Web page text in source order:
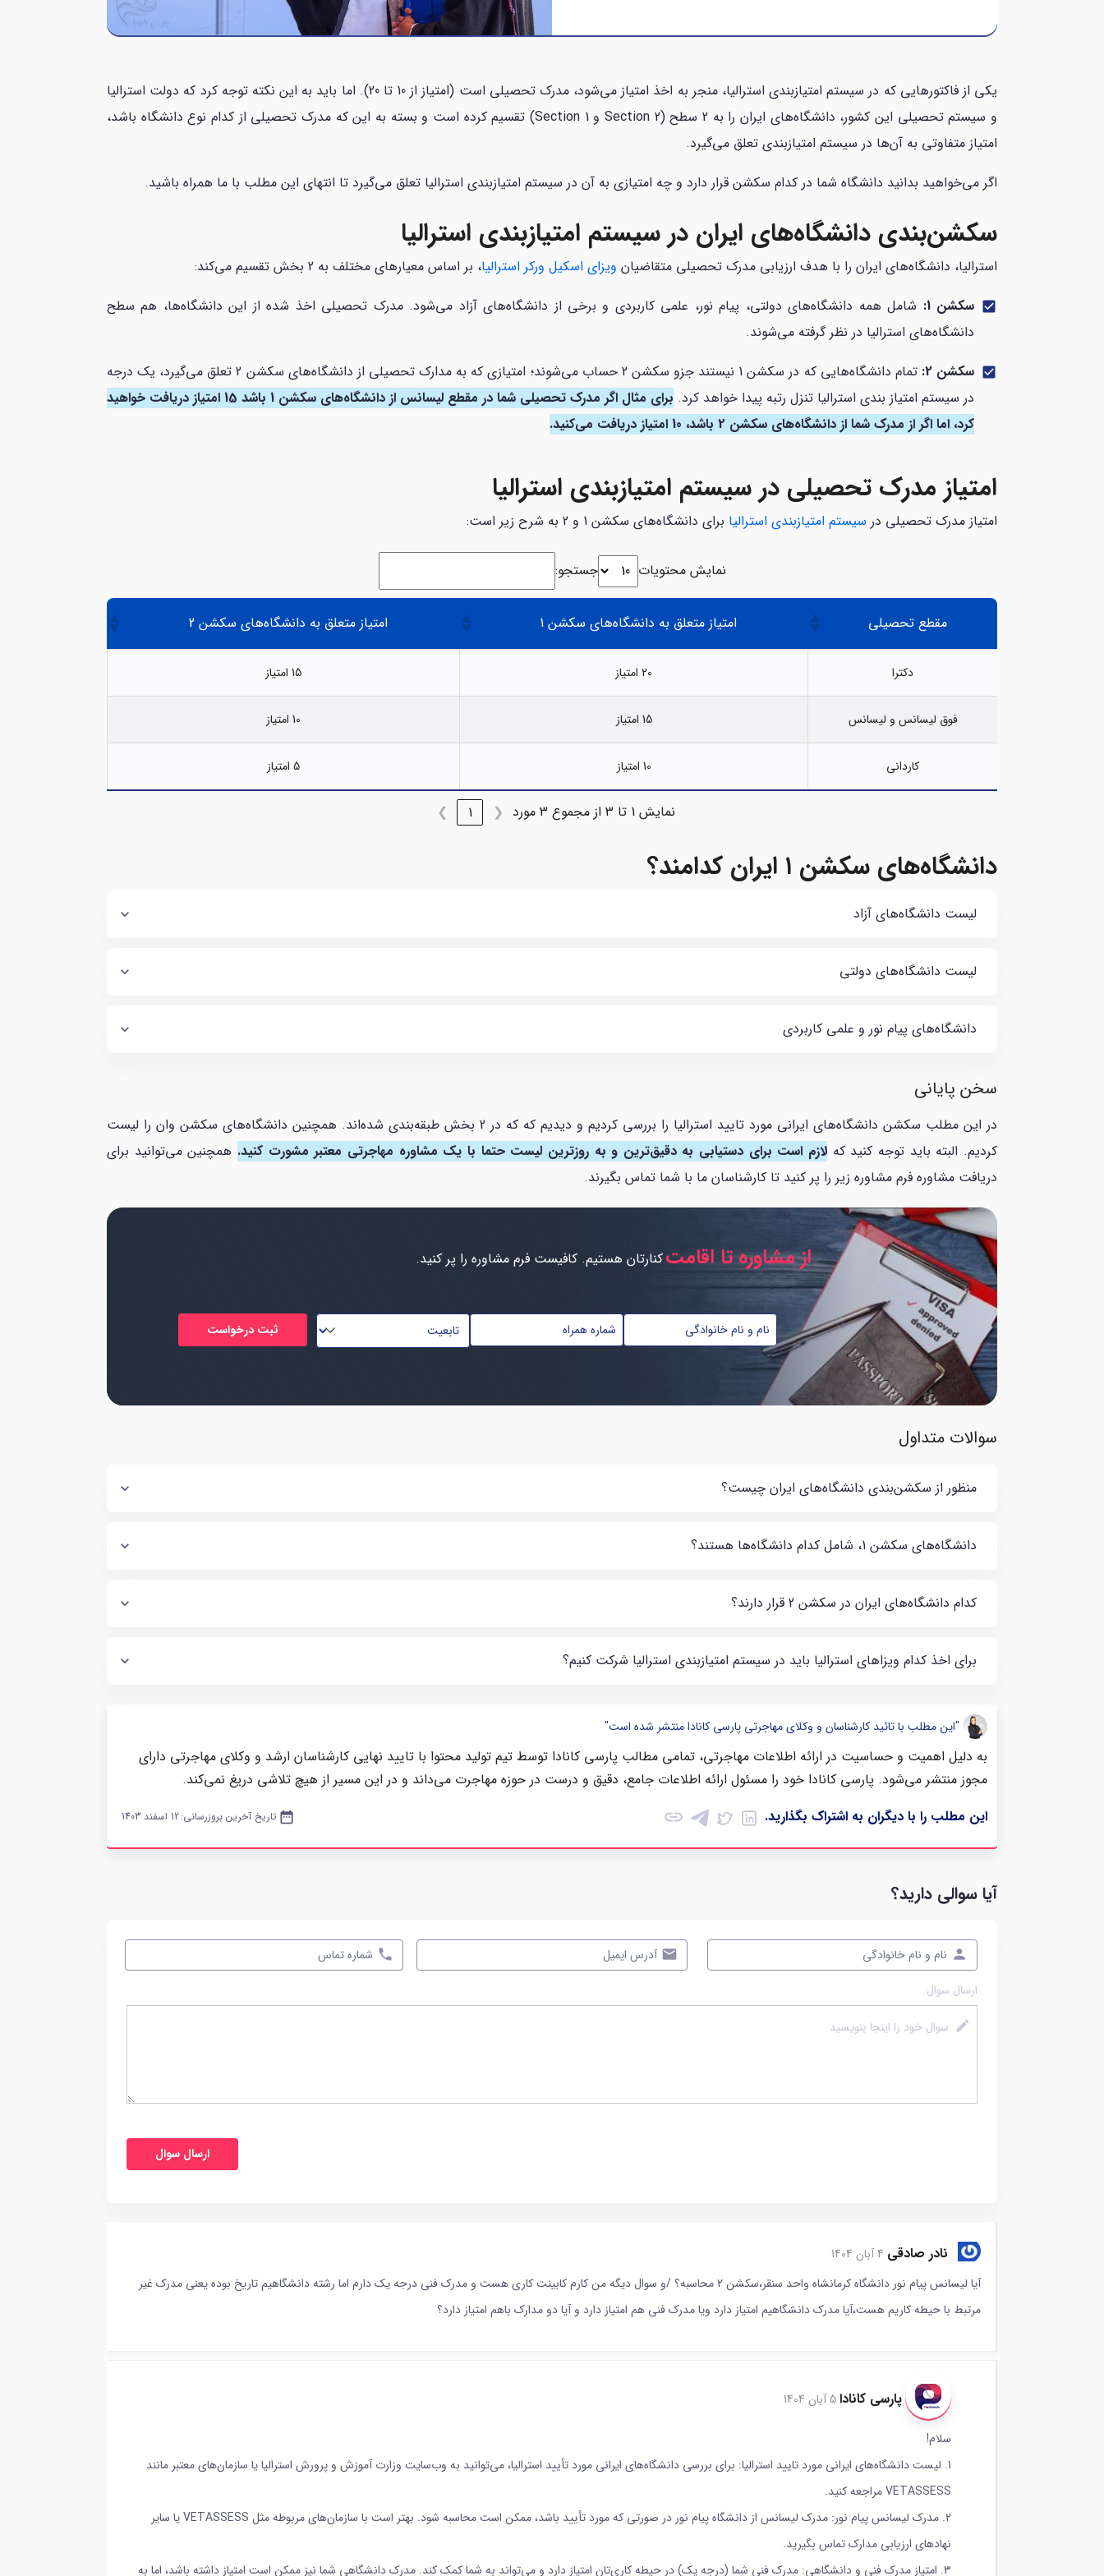
یکی از فاکتورهایی که در سیستم امتیازبندی استرالیا، منجر به اخذ امتیاز می‌شود، مدرک تحصیلی است (امتیاز از 10 تا 20). اما باید به این نکته توجه کرد که دولت استرالیا
و سیستم تحصیلی این کشور، دانشگاه‌های ایران را به 2 سطح (Section 2 و Section 1) تقسیم کرده است و بسته به این که مدرک تحصیلی از کدام نوع دانشگاه باشد،
امتیاز متفاوتی به آن‌ها در سیستم امتیازبندی تعلق می‌گیرد.
اگر می‌خواهید بدانید دانشگاه‌ شما در کدام سکشن قرار دارد و چه امتیازی به آن در سیستم امتیازبندی استرالیا تعلق می‌گیرد تا انتهای این مطلب با ما همراه باشید.
سکشن‌بندی دانشگاه‌های ایران در سیستم امتیازبندی استرالیا
استرالیا، دانشگاه‌های ایران را با هدف ارزیابی مدرک تحصیلی متقاضیان ویزای اسکیل ورکر استرالیا، بر اساس معیارهای مختلف به 2 بخش تقسیم می‌کند:
check_box سکشن 1:
شامل همه دانشگاه‌های دولتی، پیام نور، علمی کاربردی و برخی از دانشگاه‌های آزاد می‌شود. مدرک تحصیلی اخذ شده از این دانشگاه‌ها، هم سطح
دانشگاه‌های استرالیا در نظر گرفته می‌شوند.
check_box سکشن 2:
تمام دانشگاه‌هایی که در سکشن 1 نیستند جزو سکشن 2 حساب می‌شوند؛ امتیازی که به مدارک تحصیلی از دانشگاه‌های سکشن 2 تعلق می‌گیرد، یک درجه
در سیستم امتیاز بندی استرالیا تنزل رتبه پیدا خواهد کرد.
برای مثال اگر مدرک تحصیلی شما در مقطع لیسانس از دانشگاه‌های سکشن 1 باشد 15 امتیاز دریافت خواهید
کرد، اما اگر از مدرک شما از دانشگاه‌های سکشن 2 باشد، 10 امتیاز دریافت می‌کنید.
امتیاز مدرک تحصیلی در سیستم امتیازبندی استرالیا
امتیاز مدرک تحصیلی در سیستم امتیازبندی استرالیا برای دانشگاه‌های سکشن 1 و 2 به شرح زیر است:
نمایش محتویات جستجو:
مقطع تحصیلی امتیاز متعلق به دانشگاه‌های سکشن 1 امتیاز متعلق به دانشگاه‌های سکشن 2
دکترا 20 امتیاز 15 امتیاز
فوق لیسانس و لیسانس 15 امتیاز 10 امتیاز
کاردانی 10 امتیاز 5 امتیاز
نمایش 1 تا 3 از مجموع 3 مورد ❮
1
❯
دانشگاه‌های سکشن ۱ ایران کدامند؟
لیست دانشگاه‌های آزاد
لیست دانشگاه‌های دولتی
دانشگاه‌های پیام نور و علمی کاربردی
سخن پایانی
در این مطلب سکشن دانشگاه‌های ایرانی مورد تایید استرالیا را بررسی کردیم و دیدیم که که در 2 بخش طبقه‌بندی شده‌اند. همچنین دانشگاه‌های سکشن وان را لیست
کردیم. البته باید توجه کنید که لازم است برای دستیابی به دقیق‌ترین و به روزترین لیست حتما با یک مشاوره مهاجرتی معتبر مشورت کنید. همچنین می‌توانید برای
دریافت مشاوره فرم مشاوره زیر را پر کنید تا کارشناسان ما با شما تماس بگیرند.
از مشاوره تا اقامتکنارتان هستیم. کافیست فرم مشاوره را پر کنید.
نام
و
نام
خانوادگی
*
شماره
موبایل
*
تابعیت
سوالات متداول
منظور از سکشن‌بندی دانشگاه‌های ایران چیست؟
دانشگاه‌های سکشن 1، شامل کدام دانشگاه‌ها هستند؟
کدام دانشگاه‌های ایران در سکشن 2 قرار دارند؟
برای اخذ کدام ویزاهای استرالیا باید در سیستم امتیازبندی استرالیا شرکت کنیم؟
"این مطلب با تائید کارشناسان و وکلای مهاجرتی پارسی کانادا منتشر شده است"
به دلیل اهمیت و حساسیت در ارائه اطلاعات مهاجرتی، تمامی مطالب پارسی کانادا توسط تیم تولید محتوا با تایید نهایی کارشناسان ارشد و وکلای مهاجرتی دارای
مجوز منتشر می‌شود. پارسی کانادا خود را مسئول ارائه اطلاعات جامع، دقیق و درست در حوزه مهاجرت می‌داند و در این مسیر از هیچ تلاشی دریغ نمی‌کند.
این مطلب را با دیگران به اشتراک بگذارید.
link
date_range تاریخ آخرین بروزرسانی:12 اسفند 1403
آیا سوالی دارید؟
ارسال سوال
نادر صادقی 4 آبان 1404
آیا لیسانس پیام نور دانشگاه کرمانشاه واحد سنقر،سکشن 2 محاسبه؟ /و سوال دیگه من کارم کابینت کاری هست و مدرک فنی درجه یک دارم اما رشته دانشگاهیم تاریخ بوده یعنی مدرک غیر
مرتبط با حیطه کاریم هست،آیا مدرک دانشگاهیم امتیاز دارد ویا مدرک فنی هم امتیاز دارد و آیا دو مدارک باهم امتیاز دارد؟
پارسی کانادا5 آبان 1404
سلام!
1. لیست دانشگاه‌های ایرانی مورد تایید استرالیا: برای بررسی دانشگاه‌های ایرانی مورد تأیید استرالیا، می‌توانید به وب‌سایت وزارت آموزش و پرورش استرالیا یا سازمان‌های معتبر مانند
VETASSESS مراجعه کنید.
2. مدرک لیسانس پیام نور: مدرک لیسانس از دانشگاه پیام نور در صورتی که مورد تأیید باشد، ممکن است محاسبه شود. بهتر است با سازمان‌های مربوطه مثل VETASSESS یا سایر
نهادهای ارزیابی مدارک تماس بگیرید.
3. امتیاز مدرک فنی و دانشگاهی: مدرک فنی شما (درجه یک) در حیطه کاری‌تان امتیاز دارد و می‌تواند به شما کمک کند. مدرک دانشگاهی شما نیز ممکن است امتیاز داشته باشد، اما به